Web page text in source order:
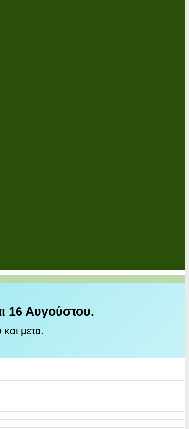
16 Αυγούστου.
μετά.